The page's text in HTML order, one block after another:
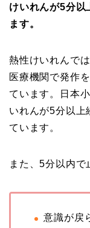
けいれんが5分以
ます。
熱性けいれんで
医療機関で発作
ています。日本
いれんが5分以上
ています。
また、5分以内で
意識が戻